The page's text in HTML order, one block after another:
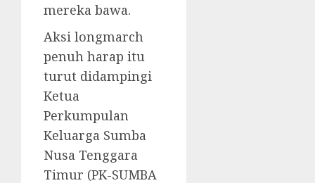
mereka bawa.
Aksi longmarch
penuh harap itu
turut didampingi
Ketua
Perkumpulan
Keluarga Sumba
Nusa Tenggara
Timur (PK-SUMBA